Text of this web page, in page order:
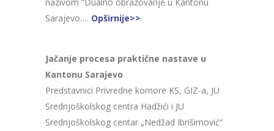
Sarajevo…. Opširnije>>
Jačanje procesa praktične nastave u
Kantonu Sarajevo
Predstavnici Privredne komore KS, GIZ-a, JU
Srednjoškolskog centra Hadžići i JU
Srednjoškolskog centar „Nedžad Ibrišimović“